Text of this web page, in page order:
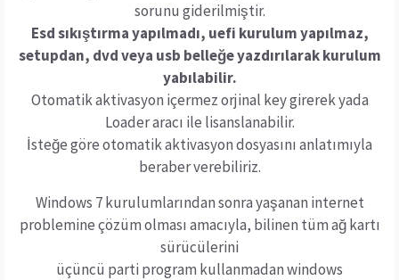
sorunu giderilmiştir.
Esd sıkıştırma yapılmadı, uefi kurulum yapılmaz,
setupdan, dvd veya usb belleğe yazdırılarak kurulum
yabılabilir.
Otomatik aktivasyon içermez orjinal key girerek yada
Loader aracı ile lisanslanabilir.
İsteğe göre otomatik aktivasyon dosyasını anlatımıyla
beraber verebiliriz.
Windows 7 kurulumlarından sonra yaşanan internet
problemine çözüm olması amacıyla, bilinen tüm ağ kartı
sürücülerini
üçüncü parti program kullanmadan windows